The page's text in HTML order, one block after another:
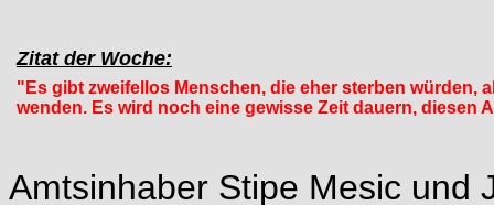
Zitat der Woche:
"Es gibt zweifellos Menschen, die eher sterben würden,
wenden. Es wird noch eine gewisse Zeit dauern, diesen
Amtsinhaber Stipe Mesic und